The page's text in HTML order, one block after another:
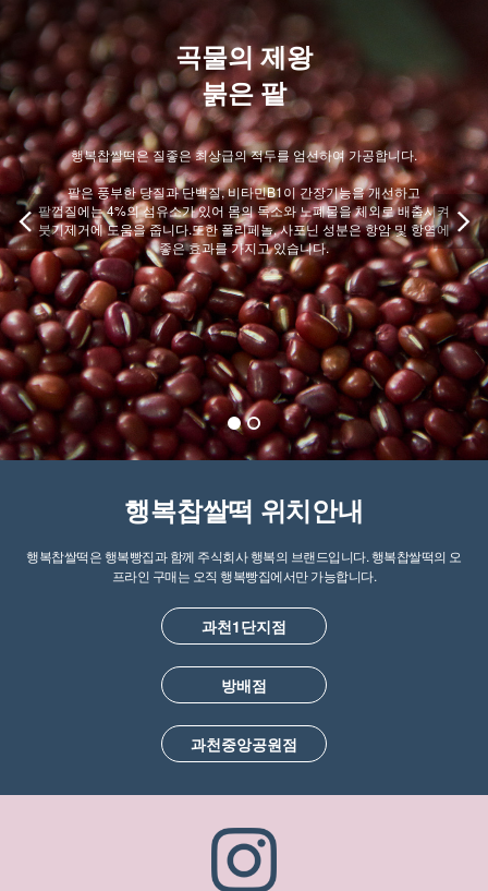
곡물의 제왕
붉은 팥
행복찹쌀떡은 질좋은 최상급의 적두를 엄선하여 가공합니다.
팥은 풍부한 당질과 단백질, 비타민B1이 간장기능을 개선하고
팥껍질에는 4%의 섬유소가 있어 몸의 독소와 노폐물을 체외로 배출시켜
붓기제거에 도움을 줍니다.또한 폴리페놀, 사포닌 성분은 항암 및 항염에
좋은 효과를 가지고 있습니다.
행복찹쌀떡 위치안내
행복찹쌀떡은 행복빵집과 함께 주식회사 행복의 브랜드입니다. 행복찹쌀떡의 오
프라인 구매는 오직 행복빵집에서만 가능합니다.
과천1단지점
방배점
과천중앙공원점